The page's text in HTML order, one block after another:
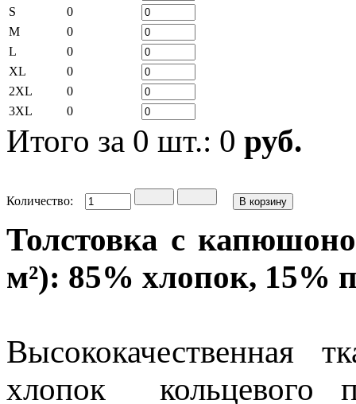
S
0
M
0
L
0
XL
0
2XL
0
3XL
0
Итого за 0 шт.: 0 руб.
Количество:
Толстовка с
м²): 85% хлопок, 15%
Высококачественная
хлопок кольцевого